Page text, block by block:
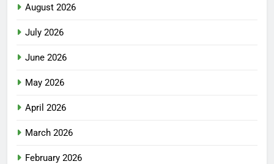
August 2026
July 2026
June 2026
May 2026
April 2026
March 2026
February 2026